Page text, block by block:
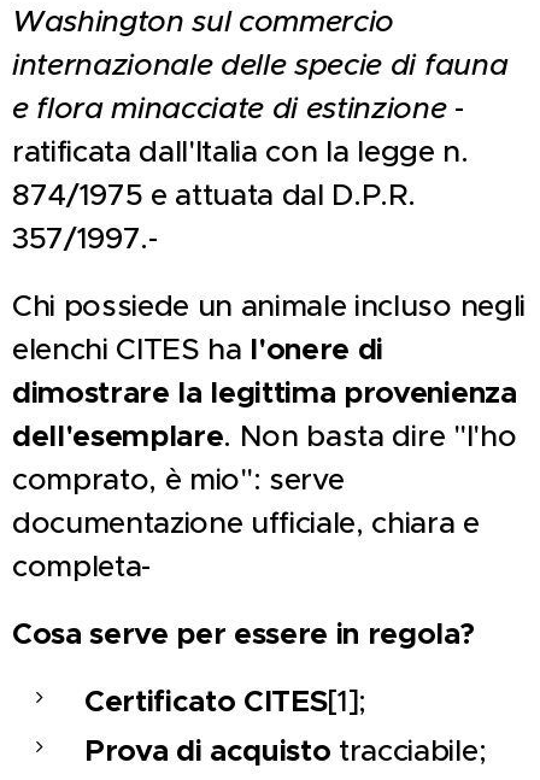
Washington sul commercio
internazionale delle specie di fauna
e flora minacciate di estinzione-
ratificata dall'Italia con la legge n.
874/1975 e attuata dal D.P.R.
357/1997.-
Chi possiede un animale incluso negli
elenchi CITES ha l'onere di
dimostrare la legittima provenienza
dell'esemplare. Non basta dire "l'ho
comprato, è mio": serve
documentazione ufficiale, chiara e
completa-
Cosa serve per essere in regola?
Certificato CITES[1];
Prova di acquisto tracciabile;